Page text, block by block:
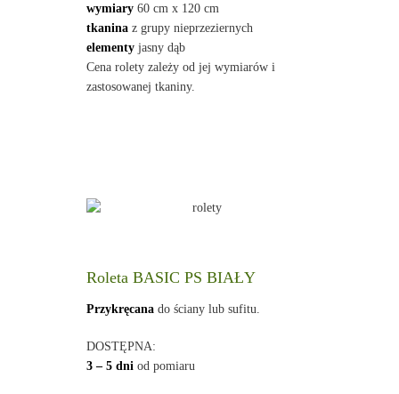
wymiary60 cm x 120 cm
tkaninaz grupy nieprzeziernych
elementyjasny dąb
Cena rolety zależy od jej wymiarów i
zastosowanej tkaniny.
Roleta BASIC PS BIAŁY
Przykręcanado ściany lub sufitu.
DOSTĘPNA:
3 – 5 dni od pomiaru